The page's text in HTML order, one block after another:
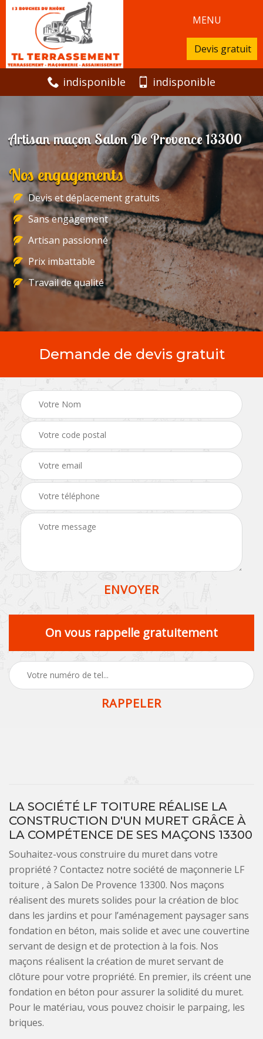
MENU
Devis gratuit
indisponible indisponible
Artisan maçon Salon De Provence 13300
Nos engagements
Devis et déplacement gratuits
Sans engagement
Artisan passionné
Prix imbattable
Travail de qualité
Demande de devis gratuit
On vous rappelle gratuitement
LA SOCIÉTÉ LF TOITURE RÉALISE LA
CONSTRUCTION D'UN MURET GRÂCE À
LA COMPÉTENCE DE SES MAÇONS 13300
Souhaitez-vous construire du muret dans votre
propriété ? Contactez notre société de maçonnerie LF
toiture , à Salon De Provence 13300. Nos maçons
réalisent des murets solides pour la création de bloc
dans les jardins et pour l’aménagement paysager sans
fondation en béton, mais solide et avec une couvertine
servant de design et de protection à la fois. Nos
maçons réalisent la création de muret servant de
clôture pour votre propriété. En premier, ils créent une
fondation en béton pour assurer la solidité du muret.
Pour le matériau, vous pouvez choisir le parpaing, les
briques.